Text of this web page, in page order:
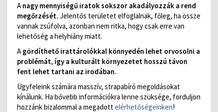
A nagy mennyiségű iratok sokszor akadályozzák a rend
megőrzését. Jelentős területet elfoglalnak, főleg, ha össze
vannak zsúfolva, azonban nem ritka, hogy csak erre van
lehetőség a helyhiány miatt.
A gördíthető irattárolókkal könnyedén lehet orvosolni a
problémát, így a kulturált környezetet hosszú távon
fent lehet tartani az irodában.
Ügyfeleink számára masszív, strapabíró megoldásokat
kínálunk. Ha bővebb információkra lenne szüksége, forduljon
hozzánk bizalommal a megadottelérhetőségeinken!